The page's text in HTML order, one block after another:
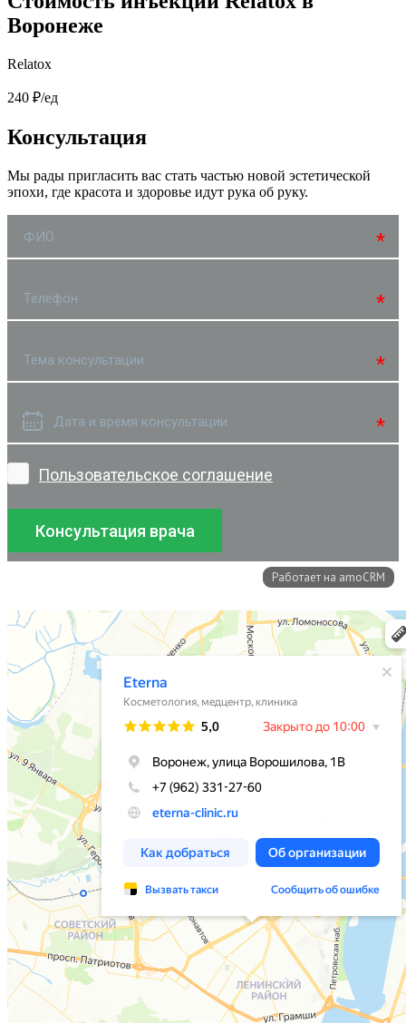
Воронеже
Relatox
240 ₽/ед
Консультация
Мы рады пригласить вас стать частью новой эстетической
эпохи, где красота и здоровье идут рука об руку.